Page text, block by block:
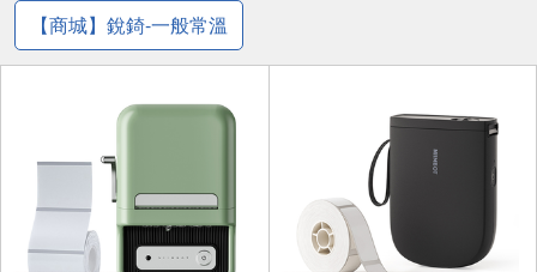
【商城】銳錡-一般常溫